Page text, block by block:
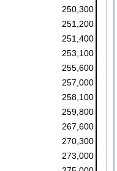
250,300
251,200
251,400
253,100
255,600
257,000
258,100
259,800
267,600
270,300
273,000